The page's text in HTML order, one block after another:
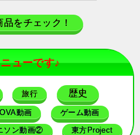
をチェック！
ューです♪
旅行 歴史
OVA動画 ゲーム動画
ソン動画② 東方Project